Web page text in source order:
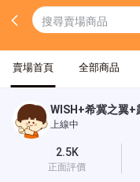
賣場首頁 全部商品
WISH+希冀之翼+
上線中
2.5K
正面評價